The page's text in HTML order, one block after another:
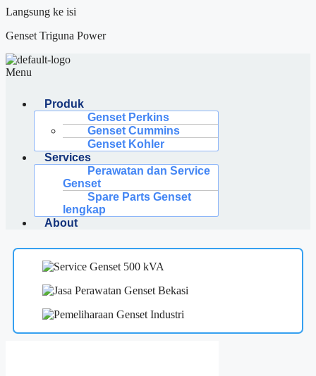
Langsung ke isi
Genset Triguna Power
Menu
Produk
Genset Perkins
Genset Cummins
Genset Kohler
Services
Perawatan dan Service
Genset
Spare Parts Genset
lengkap
About